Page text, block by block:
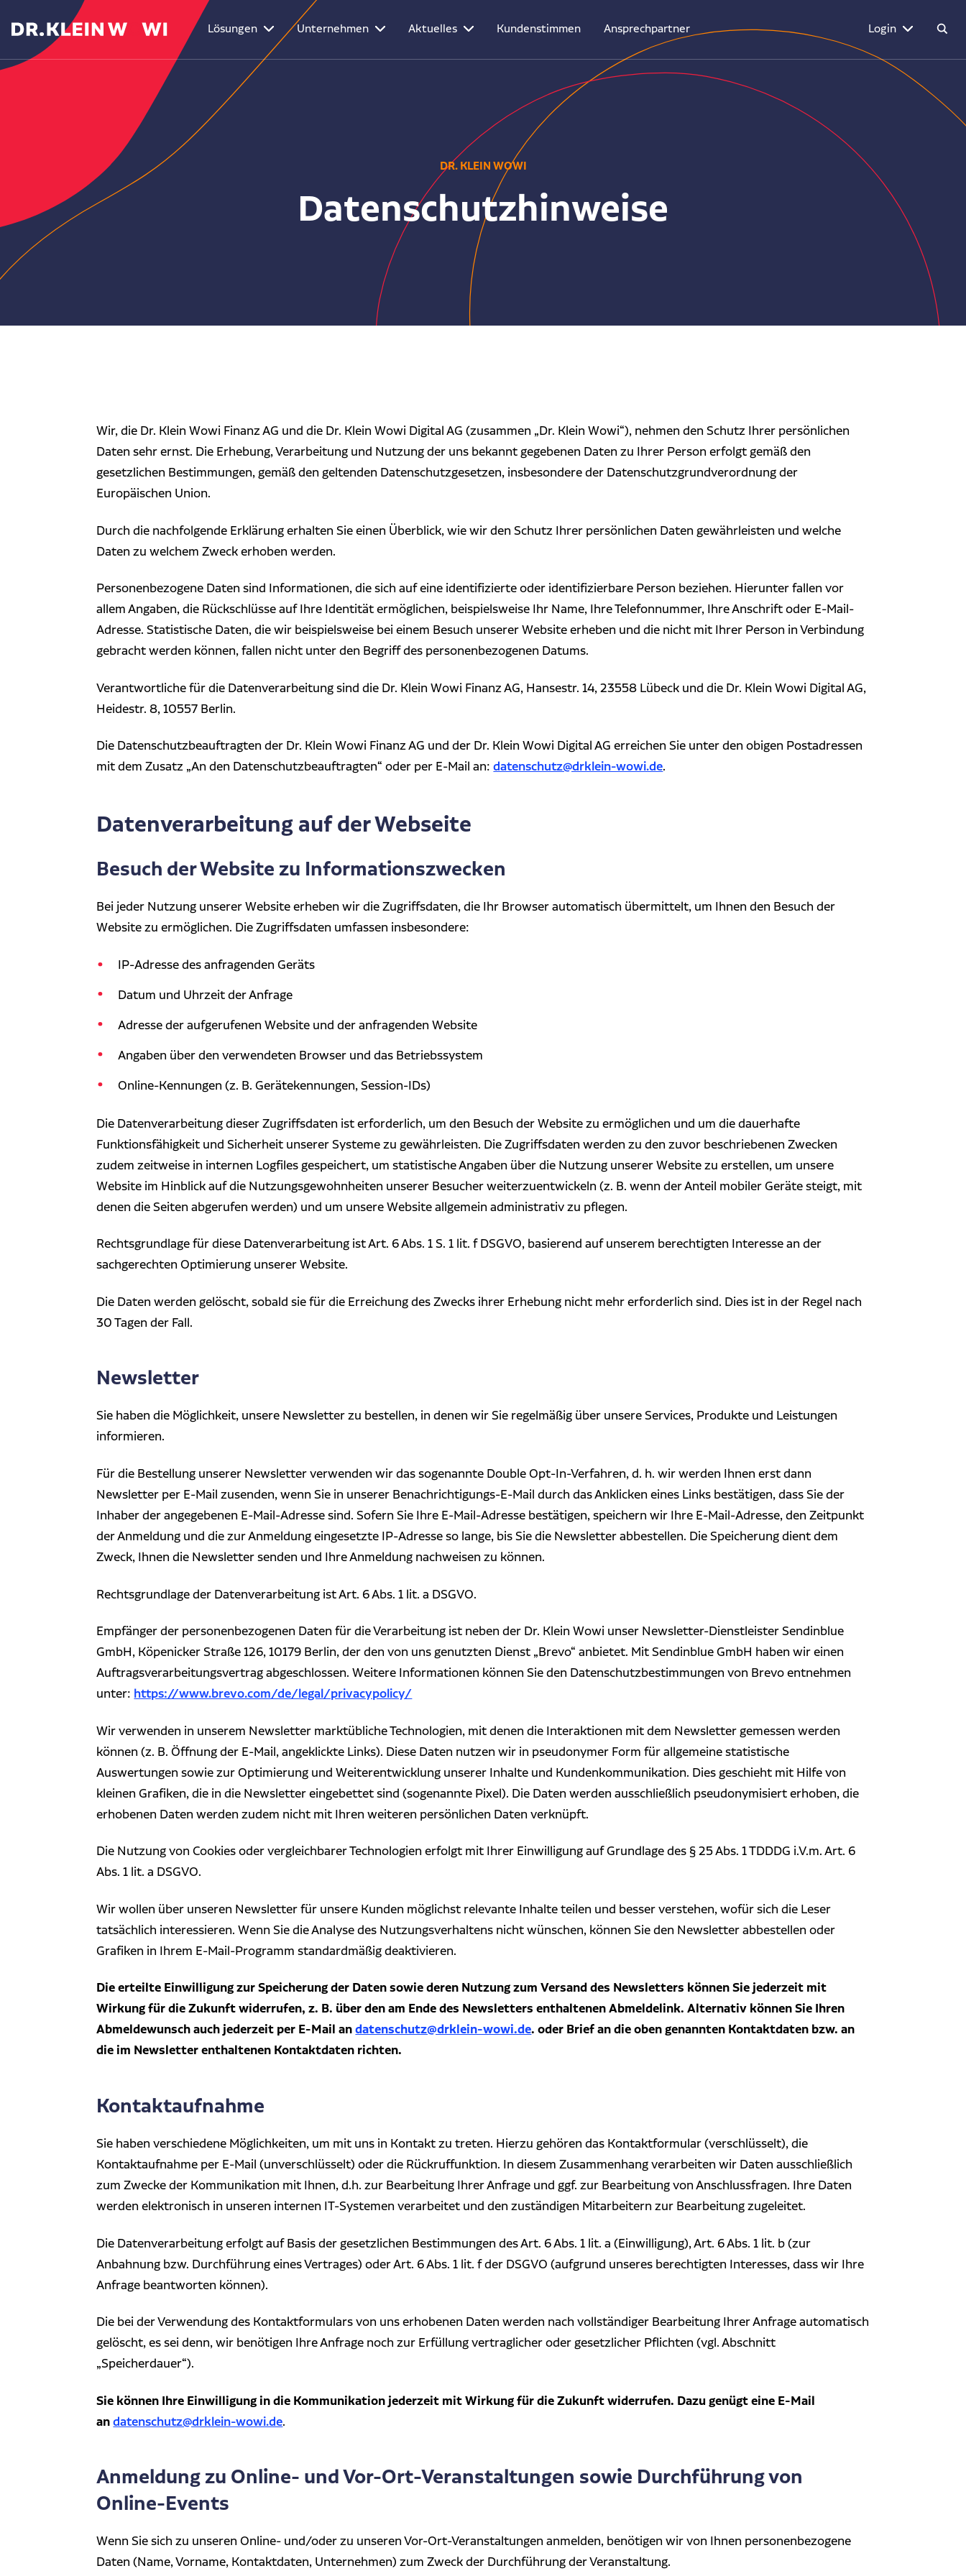
Lösungen Unternehmen Aktuelles Kundenstimmen Ansprechpartner Login
DR. KLEIN WOWI
Datenschutzhinweise
Wir, die Dr. Klein Wowi Finanz AG und die Dr. Klein Wowi Digital AG (zusammen „Dr. Klein Wowi“), nehmen den Schutz Ihrer persönlichen
Daten sehr ernst. Die Erhebung, Verarbeitung und Nutzung der uns bekannt gegebenen Daten zu Ihrer Person erfolgt gemäß den
gesetzlichen Bestimmungen, gemäß den geltenden Datenschutzgesetzen, insbesondere der Datenschutzgrundverordnung der
Europäischen Union.
Durch die nachfolgende Erklärung erhalten Sie einen Überblick, wie wir den Schutz Ihrer persönlichen Daten gewährleisten und welche
Daten zu welchem Zweck erhoben werden.
Personenbezogene Daten sind Informationen, die sich auf eine identifizierte oder identifizierbare Person beziehen. Hierunter fallen vor
allem Angaben, die Rückschlüsse auf Ihre Identität ermöglichen, beispielsweise Ihr Name, Ihre Telefonnummer, Ihre Anschrift oder E-Mail-
Adresse. Statistische Daten, die wir beispielsweise bei einem Besuch unserer Website erheben und die nicht mit Ihrer Person in Verbindung
gebracht werden können, fallen nicht unter den Begriff des personenbezogenen Datums.
Verantwortliche für die Datenverarbeitung sind die Dr. Klein Wowi Finanz AG, Hansestr. 14, 23558 Lübeck und die Dr. Klein Wowi Digital AG,
Heidestr. 8, 10557 Berlin.
Die Datenschutzbeauftragten der Dr. Klein Wowi Finanz AG und der Dr. Klein Wowi Digital AG erreichen Sie unter den obigen Postadressen
mit dem Zusatz „An den Datenschutzbeauftragten“ oder per E-Mail an:datenschutz@drklein-wowi.de.
Datenverarbeitung auf der Webseite
Besuch der Website zu Informationszwecken
Bei jeder Nutzung unserer Website erheben wir die Zugriffsdaten, die Ihr Browser automatisch übermittelt, um Ihnen den Besuch der
Website zu ermöglichen. Die Zugriffsdaten umfassen insbesondere:
IP-Adresse des anfragenden Geräts
Datum und Uhrzeit der Anfrage
Adresse der aufgerufenen Website und der anfragenden Website
Angaben über den verwendeten Browser und das Betriebssystem
Online-Kennungen (z. B. Gerätekennungen, Session-IDs)
Die Datenverarbeitung dieser Zugriffsdaten ist erforderlich, um den Besuch der Website zu ermöglichen und um die dauerhafte
Funktionsfähigkeit und Sicherheit unserer Systeme zu gewährleisten. Die Zugriffsdaten werden zu den zuvor beschriebenen Zwecken
zudem zeitweise in internen Logfiles gespeichert, um statistische Angaben über die Nutzung unserer Website zu erstellen, um unsere
Website im Hinblick auf die Nutzungsgewohnheiten unserer Besucher weiterzuentwickeln (z. B. wenn der Anteil mobiler Geräte steigt, mit
denen die Seiten abgerufen werden) und um unsere Website allgemein administrativ zu pflegen.
Rechtsgrundlage für diese Datenverarbeitung ist Art. 6 Abs. 1 S. 1 lit. f DSGVO, basierend auf unserem berechtigten Interesse an der
sachgerechten Optimierung unserer Website.
Die Daten werden gelöscht, sobald sie für die Erreichung des Zwecks ihrer Erhebung nicht mehr erforderlich sind. Dies ist in der Regel nach
30 Tagen der Fall.
Newsletter
Sie haben die Möglichkeit, unsere Newsletter zu bestellen, in denen wir Sie regelmäßig über unsere Services, Produkte und Leistungen
informieren.
Für die Bestellung unserer Newsletter verwenden wir das sogenannte Double Opt-In-Verfahren, d. h. wir werden Ihnen erst dann
Newsletter per E-Mail zusenden, wenn Sie in unserer Benachrichtigungs-E-Mail durch das Anklicken eines Links bestätigen, dass Sie der
Inhaber der angegebenen E-Mail-Adresse sind. Sofern Sie Ihre E-Mail-Adresse bestätigen, speichern wir Ihre E-Mail-Adresse, den Zeitpunkt
der Anmeldung und die zur Anmeldung eingesetzte IP-Adresse so lange, bis Sie die Newsletter abbestellen. Die Speicherung dient dem
Zweck, Ihnen die Newsletter senden und Ihre Anmeldung nachweisen zu können.
Rechtsgrundlage der Datenverarbeitung ist Art. 6 Abs. 1 lit. a DSGVO.
Empfänger der personenbezogenen Daten für die Verarbeitung ist neben der Dr. Klein Wowi unser Newsletter-Dienstleister Sendinblue
GmbH, Köpenicker Straße 126, 10179 Berlin, der den von uns genutzten Dienst „Brevo“ anbietet. Mit Sendinblue GmbH haben wir einen
Auftragsverarbeitungsvertrag abgeschlossen. Weitere Informationen können Sie den Datenschutzbestimmungen von Brevo entnehmen
unter: https://www.brevo.com/de/legal/privacypolicy/
Wir verwenden in unserem Newsletter marktübliche Technologien, mit denen die Interaktionen mit dem Newsletter gemessen werden
können (z. B. Öffnung der E-Mail, angeklickte Links). Diese Daten nutzen wir in pseudonymer Form für allgemeine statistische
Auswertungen sowie zur Optimierung und Weiterentwicklung unserer Inhalte und Kundenkommunikation. Dies geschieht mit Hilfe von
kleinen Grafiken, die in die Newsletter eingebettet sind (sogenannte Pixel). Die Daten werden ausschließlich pseudonymisiert erhoben, die
erhobenen Daten werden zudem nicht mit Ihren weiteren persönlichen Daten verknüpft.
Die Nutzung von Cookies oder vergleichbarer Technologien erfolgt mit Ihrer Einwilligung auf Grundlage des § 25 Abs. 1 TDDDG i.V.m. Art. 6
Abs. 1 lit. a DSGVO.
Wir wollen über unseren Newsletter für unsere Kunden möglichst relevante Inhalte teilen und besser verstehen, wofür sich die Leser
tatsächlich interessieren. Wenn Sie die Analyse des Nutzungsverhaltens nicht wünschen, können Sie den Newsletter abbestellen oder
Grafiken in Ihrem E-Mail-Programm standardmäßig deaktivieren.
Die erteilte Einwilligung zur Speicherung der Daten sowie deren Nutzung zum Versand des Newsletters können Sie jederzeit mit
Wirkung für die Zukunft widerrufen, z. B. über den am Ende des Newsletters enthaltenen Abmeldelink. Alternativ können Sie Ihren
Abmeldewunsch auch jederzeit per E-Mail andatenschutz@drklein-wowi.de. oder Brief an die oben genannten Kontaktdaten bzw. an
die im Newsletter enthaltenen Kontaktdaten richten.
Kontaktaufnahme
Sie haben verschiedene Möglichkeiten, um mit uns in Kontakt zu treten. Hierzu gehören das Kontaktformular (verschlüsselt), die
Kontaktaufnahme per E-Mail (unverschlüsselt) oder die Rückruffunktion. In diesem Zusammenhang verarbeiten wir Daten ausschließlich
zum Zwecke der Kommunikation mit Ihnen, d.h. zur Bearbeitung Ihrer Anfrage und ggf. zur Bearbeitung von Anschlussfragen. Ihre Daten
werden elektronisch in unseren internen IT-Systemen verarbeitet und den zuständigen Mitarbeitern zur Bearbeitung zugeleitet.
Die Datenverarbeitung erfolgt auf Basis der gesetzlichen Bestimmungen des Art. 6 Abs. 1 lit. a (Einwilligung), Art. 6 Abs. 1 lit. b (zur
Anbahnung bzw. Durchführung eines Vertrages) oder Art. 6 Abs. 1 lit. f der DSGVO (aufgrund unseres berechtigten Interesses, dass wir Ihre
Anfrage beantworten können).
Die bei der Verwendung des Kontaktformulars von uns erhobenen Daten werden nach vollständiger Bearbeitung Ihrer Anfrage automatisch
gelöscht, es sei denn, wir benötigen Ihre Anfrage noch zur Erfüllung vertraglicher oder gesetzlicher Pflichten (vgl. Abschnitt
„Speicherdauer“).
Sie können Ihre Einwilligung in die Kommunikation jederzeit mit Wirkung für die Zukunft widerrufen. Dazu genügt eine E-Mail
andatenschutz@drklein-wowi.de.
Anmeldung zu Online- und Vor-Ort-Veranstaltungen sowie Durchführung von
Online-Events
Wenn Sie sich zu unseren Online- und/oder zu unseren Vor-Ort-Veranstaltungen anmelden, benötigen wir von Ihnen personenbezogene
Daten (Name, Vorname, Kontaktdaten, Unternehmen) zum Zweck der Durchführung der Veranstaltung.